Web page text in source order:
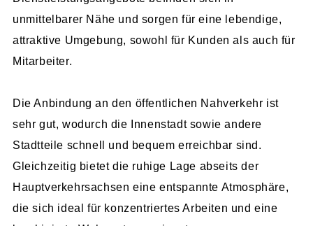
unmittelbarer Nähe und sorgen für eine lebendige,
attraktive Umgebung, sowohl für Kunden als auch für
Mitarbeiter.
Die Anbindung an den öffentlichen Nahverkehr ist
sehr gut, wodurch die Innenstadt sowie andere
Stadtteile schnell und bequem erreichbar sind.
Gleichzeitig bietet die ruhige Lage abseits der
Hauptverkehrsachsen eine entspannte Atmosphäre,
die sich ideal für konzentriertes Arbeiten und eine